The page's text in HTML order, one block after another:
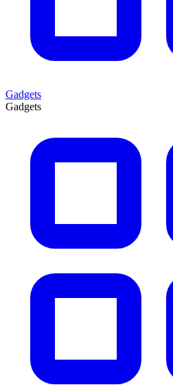
Gadgets
Gadgets